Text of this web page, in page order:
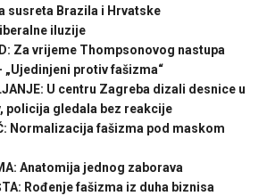
susreta Brazila i Hrvatske
iluzije
Za vrijeme Thompsonovog nastupa
„Ujedinjeni protiv fašizma“
U centru Zagreba dizali desnice u
policija gledala bez reakcije
Normalizacija fašizma pod maskom
Anatomija jednog zaborava
Rođenje fašizma iz duha biznisa